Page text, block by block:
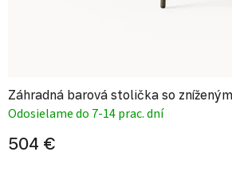
Záhradná barová stolička so
Odosielame do 7-14 prac. dní
504 €